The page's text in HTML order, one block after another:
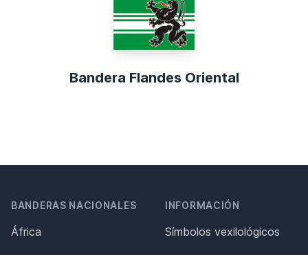
Bandera Flandes Oriental
BANDERAS NACIONALES
África
INFORMACIÓN
Símbolos vexilológicos